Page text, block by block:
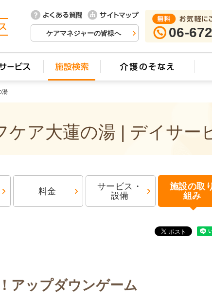
ケアマネジャーの皆様へ 06-
湯
ケア大蓮の湯 | デイサー
料金
サービス・
設備
施設の取
組み
アップダウンゲーム